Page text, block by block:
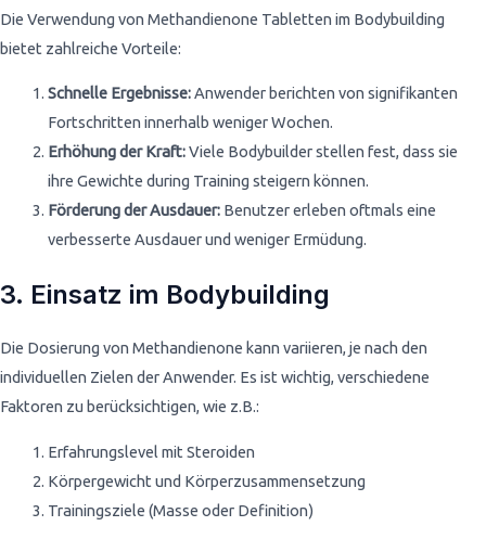
Die Verwendung von Methandienone Tabletten im Bodybuilding
bietet zahlreiche Vorteile:
Schnelle Ergebnisse:Anwender berichten von signifikanten
Fortschritten innerhalb weniger Wochen.
Erhöhung der Kraft:Viele Bodybuilder stellen fest, dass sie
ihre Gewichte during Training steigern können.
Förderung der Ausdauer:Benutzer erleben oftmals eine
verbesserte Ausdauer und weniger Ermüdung.
3. Einsatz im Bodybuilding
Die Dosierung von Methandienone kann variieren, je nach den
individuellen Zielen der Anwender. Es ist wichtig, verschiedene
Faktoren zu berücksichtigen, wie z.B.:
Erfahrungslevel mit Steroiden
Körpergewicht und Körperzusammensetzung
Trainingsziele (Masse oder Definition)